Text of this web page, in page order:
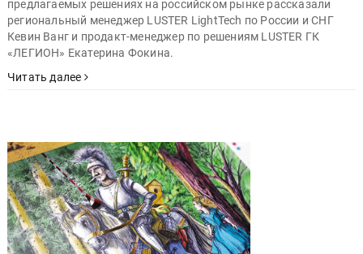
предлагаемых решениях на российском рынке рассказали
региональный менеджер LUSTER LightTech по России и СНГ
Кевин Ванг и продакт-менеджер по решениям LUSTER ГК
«ЛЕГИОН» Екатерина Фокина.
Читать далее